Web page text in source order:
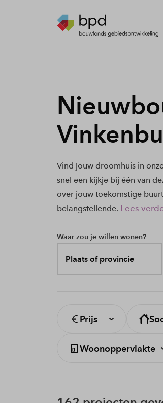
Vind jouw droomhuis in
snel een kijkje bij één van
over jouw toekomstige
belangstellende. Lees
Waar zou je willen wonen?
Plaats of provincie
Prijs
Woonoppervlakte